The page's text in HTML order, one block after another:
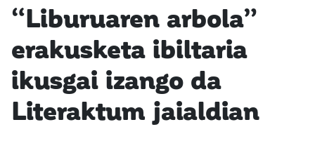
“Liburuaren arbola”
erakusketa ibiltaria
ikusgai izango da
Literaktum jaialdian